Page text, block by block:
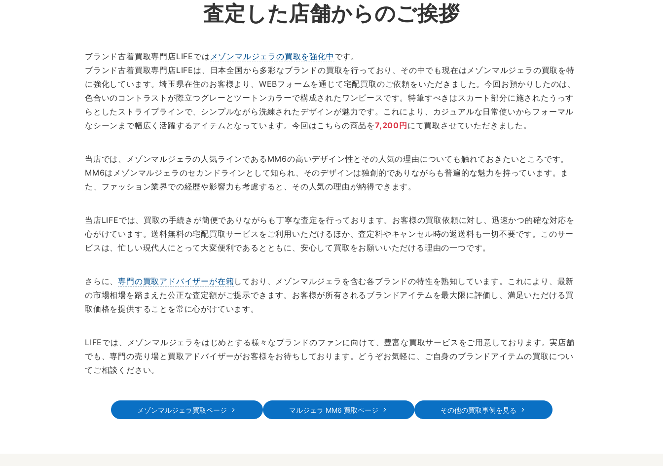
査定した店舗からのご挨拶
ブランド古着買取専門店LIFEでは メゾンマルジェラの買取を強化中 です。
ブランド古着買取専門店LIFEは、日本全国から多彩なブランドの買取を行っており、その中でも現在はメゾンマルジェラの買取を特
に強化しています。埼玉県在住のお客様より、WEBフォームを通じて宅配買取のご依頼をいただきました。今回お預かりしたのは、
色合いのコントラストが際立つグレーとツートンカラーで構成されたワンピースです。特筆すべきはスカート部分に施されたうっす
らとしたストライプラインで、シンプルながら洗練されたデザインが魅力です。これにより、カジュアルな日常使いからフォーマル
なシーンまで幅広く活躍するアイテムとなっています。今回はこちらの商品を7,200円 にて買取させていただきました。
当店では、メゾンマルジェラの人気ラインであるMM6の高いデザイン性とその人気の理由についても触れておきたいところです。
MM6はメゾンマルジェラのセカンドラインとして知られ、そのデザインは独創的でありながらも普遍的な魅力を持っています。ま
た、ファッション業界での経歴や影響力も考慮すると、その人気の理由が納得できます。
当店LIFEでは、買取の手続きが簡便でありながらも丁寧な査定を行っております。お客様の買取依頼に対し、迅速かつ的確な対応を
心がけています。送料無料の宅配買取サービスをご利用いただけるほか、査定料やキャンセル時の返送料も一切不要です。このサー
ビスは、忙しい現代人にとって大変便利であるとともに、安心して買取をお願いいただける理由の一つです。
さらに、専門の買取アドバイザーが在籍しており、メゾンマルジェラを含む各ブランドの特性を熟知しています。これにより、最新
の市場相場を踏まえた公正な査定額がご提示できます。お客様が所有されるブランドアイテムを最大限に評価し、満足いただける買
取価格を提供することを常に心がけています。
LIFEでは、メゾンマルジェラをはじめとする様々なブランドのファンに向けて、豊富な買取サービスをご用意しております。実店舗
でも、専門の売り場と買取アドバイザーがお客様をお待ちしております。どうぞお気軽に、ご自身のブランドアイテムの買取につい
てご相談ください。
メゾンマルジェラ買取ページ マルジェラ MM6 買取ページ その他の買取事例を見る